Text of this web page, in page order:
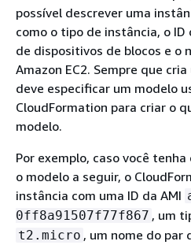
possível descrever uma
como o tipo de instância, o ID
de dispositivos de blocos e o
Amazon EC2. Sempre que
deve especificar um modelo
CloudFormation para criar o
modelo.
Por exemplo, caso você
o modelo a seguir, o
instância com uma ID da AMI
0ff8a91507f77f867 , um
t2.micro , um nome do par